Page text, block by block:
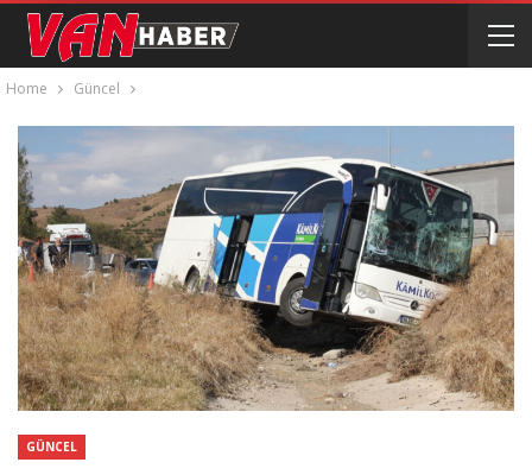
Home Güncel
GÜNCEL